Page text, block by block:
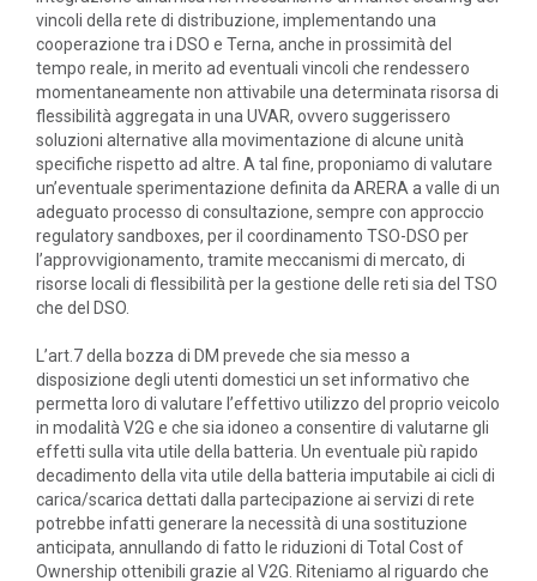
vincoli della rete di distribuzione, implementando una
cooperazione tra i DSO e Terna, anche in prossimità del
tempo reale, in merito ad eventuali vincoli che rendessero
momentaneamente non attivabile una determinata risorsa di
flessibilità aggregata in una UVAR, ovvero suggerissero
soluzioni alternative alla movimentazione di alcune unità
specifiche rispetto ad altre. A tal fine, proponiamo di valutare
un’eventuale sperimentazione definita da ARERA a valle di un
adeguato processo di consultazione, sempre con approccio
regulatory sandboxes, per il coordinamento TSO-DSO per
l’approvvigionamento, tramite meccanismi di mercato, di
risorse locali di flessibilità per la gestione delle reti sia del TSO
che del DSO.
L’art.7 della bozza di DM prevede che sia messo a
disposizione degli utenti domestici un set informativo che
permetta loro di valutare l’effettivo utilizzo del proprio veicolo
in modalità V2G e che sia idoneo a consentire di valutarne gli
effetti sulla vita utile della batteria. Un eventuale più rapido
decadimento della vita utile della batteria imputabile ai cicli di
carica/scarica dettati dalla partecipazione ai servizi di rete
potrebbe infatti generare la necessità di una sostituzione
anticipata, annullando di fatto le riduzioni di Total Cost of
Ownership ottenibili grazie al V2G. Riteniamo al riguardo che